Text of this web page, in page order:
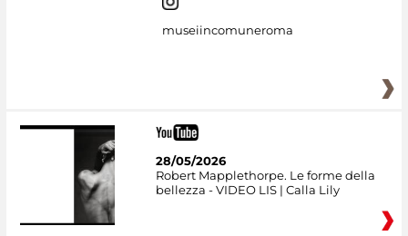
museiincomuneroma
28/05/2026
Robert Mapplethorpe. Le forme della
bellezza - VIDEO LIS | Calla Lily